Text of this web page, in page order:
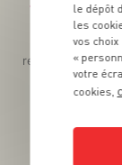
Téléchargez
Des promos
recettes
le dépôt
les
vos
«
votre
cookies,